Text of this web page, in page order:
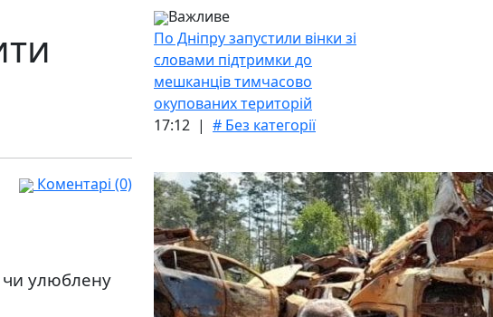
Коментарі (0)
чи улюблену
Важливе
По Дніпру запустили вінки зі
словами підтримки до
мешканців тимчасово
окупованих територій
17:12 | # Без категорії